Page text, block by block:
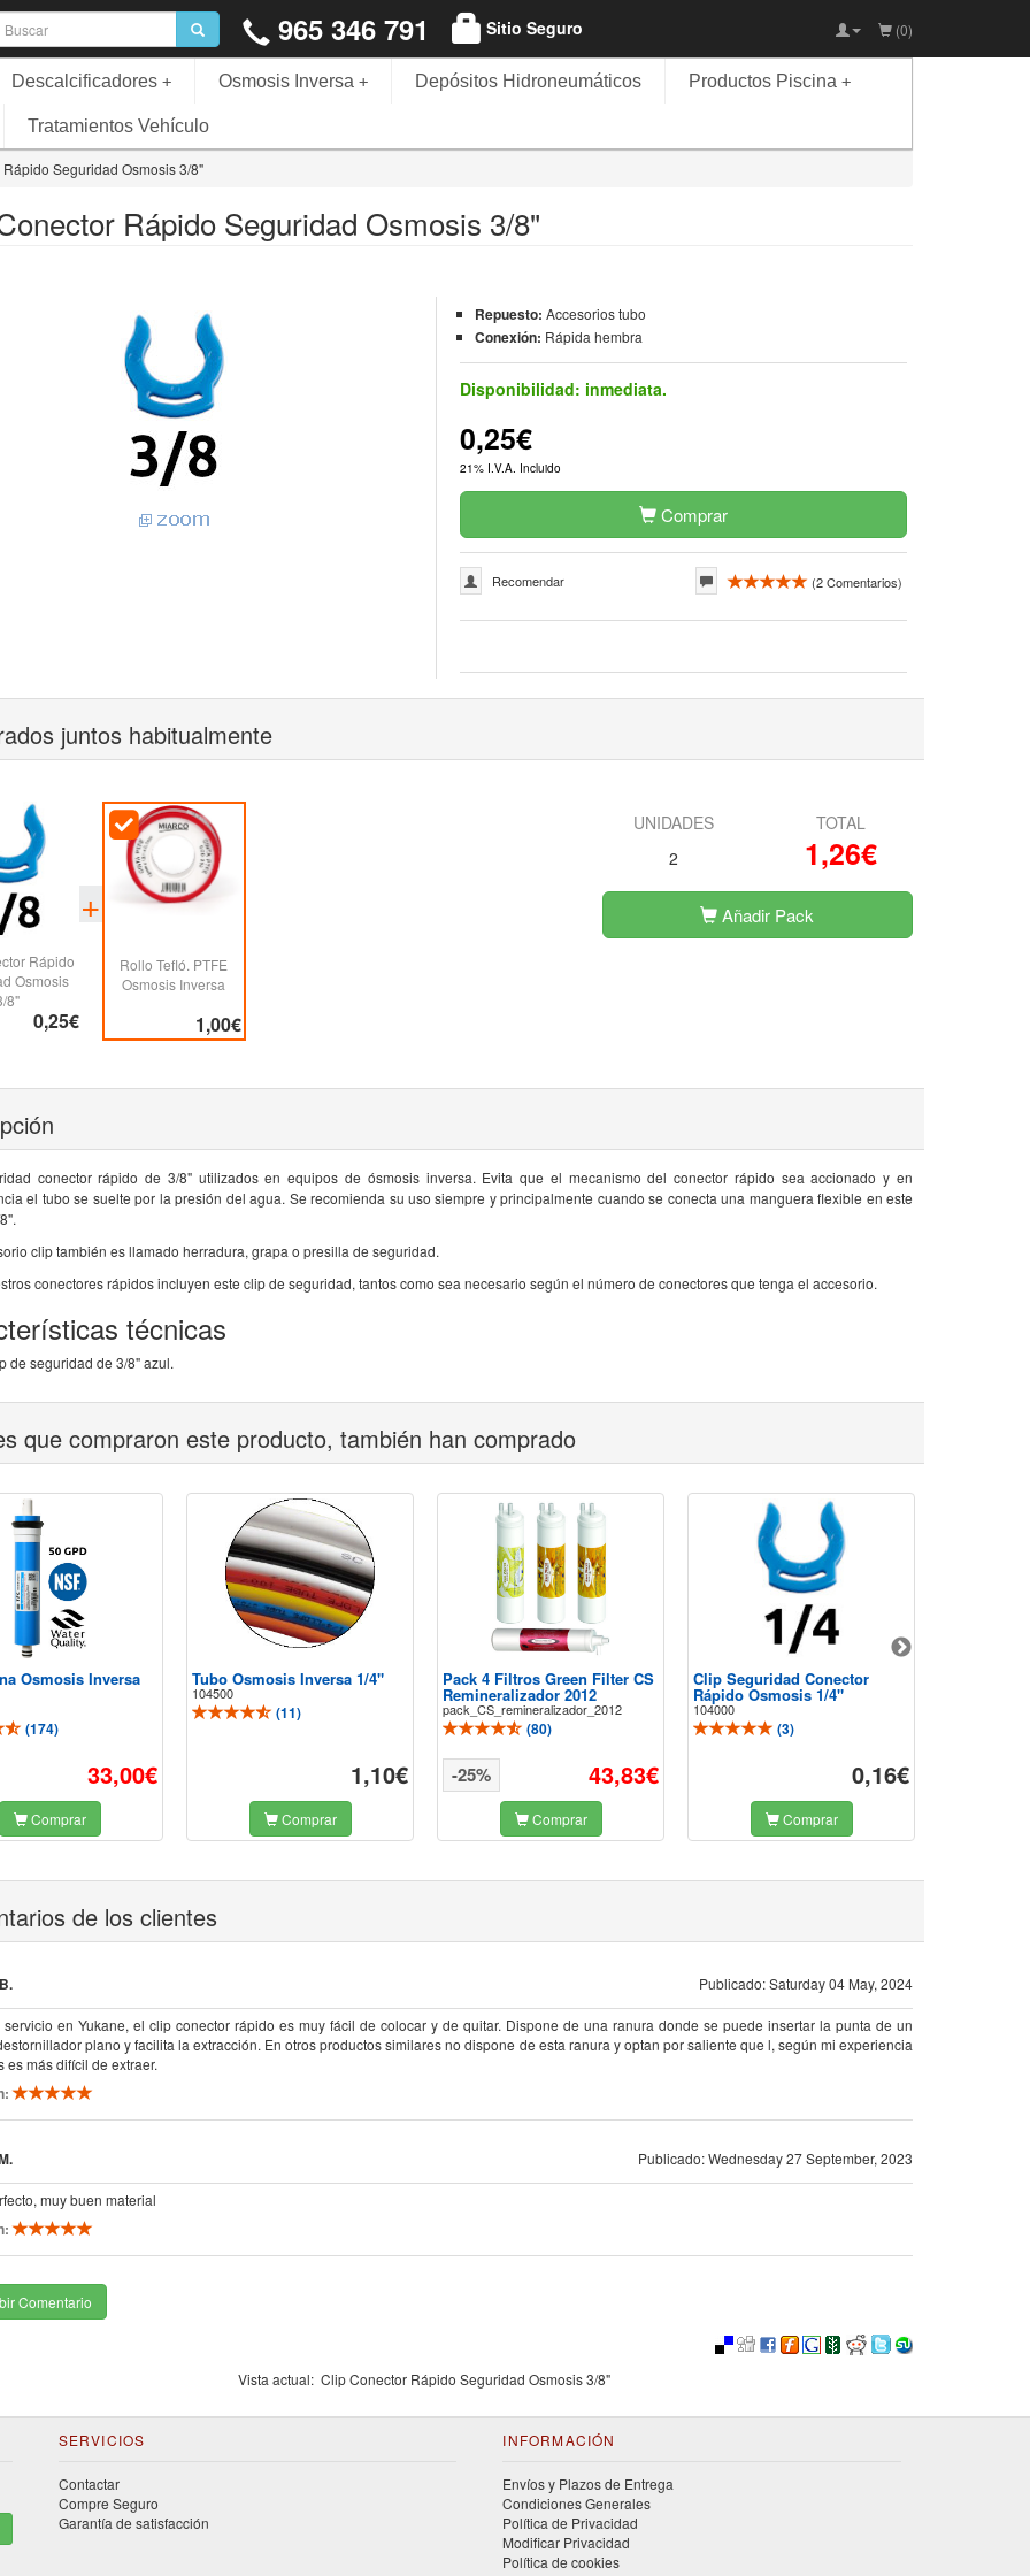
965 346 791 Sitio Seguro (0)
+
Descalcificadores +
Osmosis Inversa Depósitos Hidroneumáticos +
Productos Piscina
Tratamientos Vehículo
Seguridad Osmosis 3/8"
Rápido Seguridad Osmosis 3/8"
Repuesto: Accesorios tubo
Conexión: Rápida hembra
Disponibilidad: inmediata.
0,25€
21% I.V.A. Incluido
Comprar
Recomendar (2Comentarios)
juntos habitualmente
Rápido
Osmosis
8"
0,25€
Rollo Tefló. PTFE
Osmosis Inversa
1,00€
UNIDADES
TOTAL
2
1,26€
Añadir Pack
conector rápido de 3/8" utilizados en equipos de ósmosis inversa. Evita que el mecanismo del conector rápido sea accionado y en
el tubo se suelte por la presión del agua. Se recomienda su uso siempre y principalmente cuando se conecta una manguera flexible en este
clip también es llamado herradura, grapa o presilla de seguridad.
conectores rápidos incluyen este clip de seguridad, tantos como sea necesario según el número de conectores que tenga el accesorio.
técnicas
de seguridad de 3/8" azul.
que compraron este producto, también han comprado
Osmosis Inversa
(174)
33,00€
Comprar
Tubo Osmosis Inversa 1/4"
104500
(11)
1,10€
Comprar
Pack 4 Filtros Green Filter CS
Remineralizador 2012
pack_CS_remineralizador_2012
(80)
43,83€
-25%
Comprar
Clip Seguridad Conector
Rápido Osmosis 1/4"
104000
(3)
0,16€
Comprar
de los clientes
Publicado: Saturday 04 May, 2024
servicio en Yukane, el clip conector rápido es muy fácil de colocar y de quitar. Dispone de una ranura donde se puede insertar la punta de un
plano y facilita la extracción. En otros productos similares no dispone de esta ranura y optan por saliente que l, según mi experiencia
es más difícil de extraer.
Publicado: Wednesday 27 September, 2023
muy buen material
Comentario
Vista actual: Clip Conector Rápido Seguridad Osmosis 3/8"
SERVICIOS
Contactar
Compre Seguro
Garantía de satisfacción
INFORMACIÓN
Envíos y Plazos de Entrega
Condiciones Generales
Política de Privacidad
Modificar Privacidad
Política de cookies